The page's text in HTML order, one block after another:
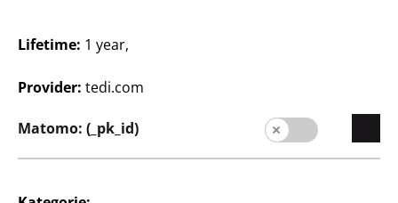
English / English
Lifetime: 1 year,
Provider: tedi.com
Matomo: (_pk_id)